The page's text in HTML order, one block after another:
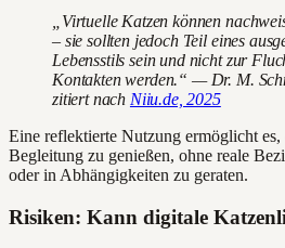
„Virtuelle Katzen können
– sie sollten jedoch Teil eines
Lebensstils sein und nicht zur
Kontakten werden.“ — Dr. M.
zitiert nach Niiu.de, 2025
Eine reflektierte Nutzung ermöglicht
Begleitung zu genießen, ohne reale
oder in Abhängigkeiten zu geraten.
Risiken: Kann digitale